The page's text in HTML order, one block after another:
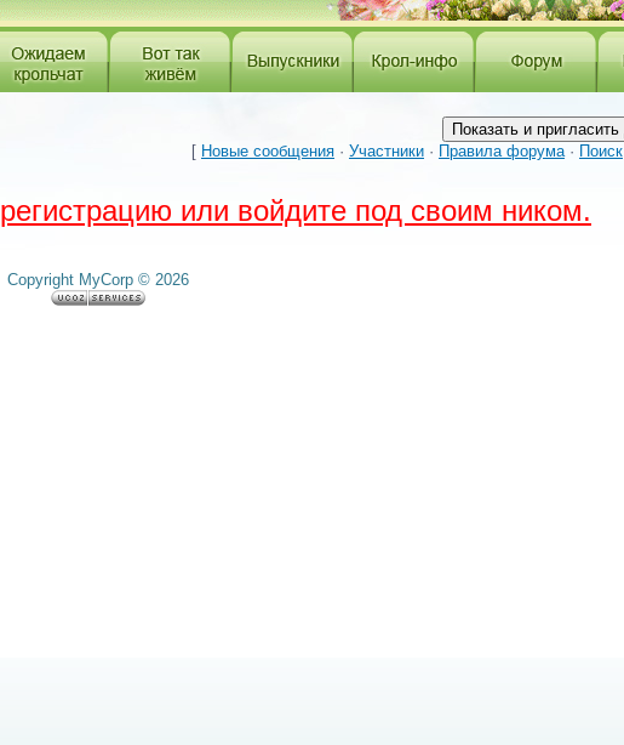
[ Новые сообщения · Участники · Правила форума· Поиск
регистрацию или войдите под своим ником.
Copyright MyCorp © 2026